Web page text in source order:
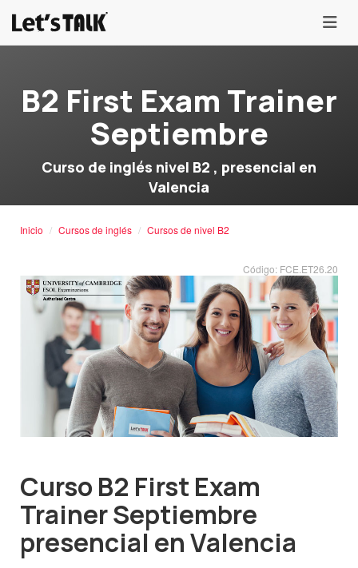
menu
B2 First Exam Trainer
Septiembre
Curso de inglés nivel B2 , presencial en
Valencia
Inicio Cursos de inglés Cursos de nivel B2
Código: FCE.ET26.20
Curso B2 First Exam
Trainer Septiembre
presencial en Valencia